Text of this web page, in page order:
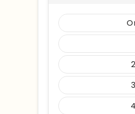
2
3
4